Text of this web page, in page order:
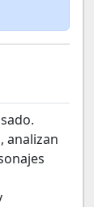
analizan